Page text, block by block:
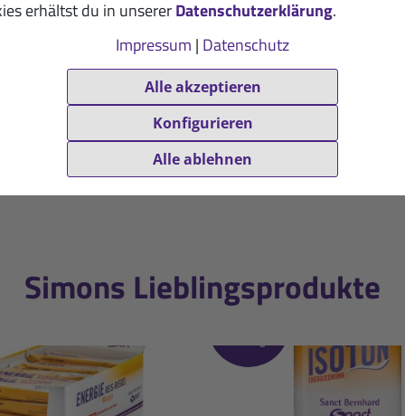
erhältst du in unsererDatenschutzerklärung.
Impressum | Datenschutz
Alle akzeptieren
Konfigurieren
Alle ablehnen
Simons Lieblingsprodukte
Reis-
Isoton